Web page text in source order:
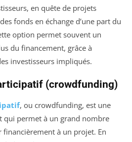
en quête de projets
fonds en échange d’une part du
option permet souvent un
du financement, grâce à
investisseurs impliqués.
(crowdfunding)
, ou crowdfunding, est une
qui permet à un grand nombre
financièrement à un projet. En